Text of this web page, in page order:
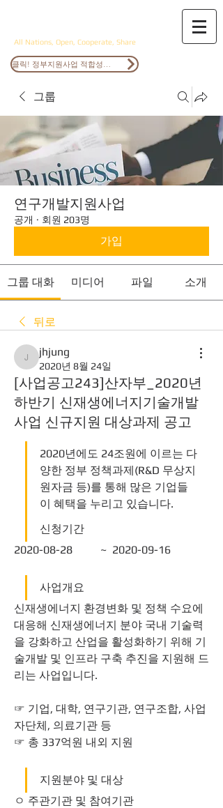
All Nations, Open, Cooperate, Share
그룹
연구개발지원사업
공개 · 회원 203명
가입
그룹 대화 미디어 파일 소개
뒤로
jhjung
jhjung
2020년 8월 24일
[사업공고243]산자부_2020년
하반기 신재생에너지기술개발
사업 신규지원 대상과제 공고
2020년에도 24조원에 이르는 다
양한 정부 정책과제(R&D 무상지
원자금 등)를 통해 많은 기업들
이 혜택을 누리고 있습니다.
신청기간
2020-08-28	 ~  2020-09-16
사업개요
신재생에너지 환경변화 및 정책 수요에
대응해 신재생에너지 분야 국내 기술력
을 강화하고 산업을 활성화하기 위해 기
술개발 및 인프라 구축 추진을 지원해 드
리는 사업입니다.
☞ 기업, 대학, 연구기관, 연구조합, 사업
자단체, 의료기관 등
☞ 총 337억원 내외 지원
지원분야 및 대상
ㅇ 주관기관 및 참여기관